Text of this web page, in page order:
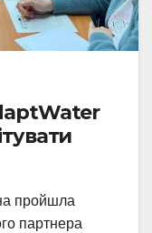
пройшла
партнера